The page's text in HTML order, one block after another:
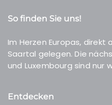
So finden Sie uns!
Im Herzen Europas, direkt
Saartal gelegen. Die
und Luxembourg sind nur
Entdecken